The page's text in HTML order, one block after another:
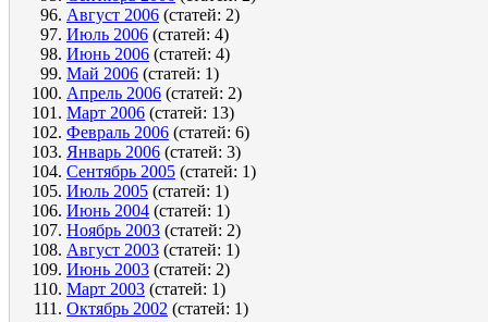
Август 2006 (статей: 2)
Июль 2006 (статей: 4)
Июнь 2006 (статей: 4)
Май 2006 (статей: 1)
Апрель 2006 (статей: 2)
Март 2006 (статей: 13)
Февраль 2006 (статей: 6)
Январь 2006 (статей: 3)
Сентябрь 2005 (статей: 1)
Июль 2005 (статей: 1)
Июнь 2004 (статей: 1)
Ноябрь 2003 (статей: 2)
Август 2003 (статей: 1)
Июнь 2003 (статей: 2)
Март 2003 (статей: 1)
Октябрь 2002 (статей: 1)